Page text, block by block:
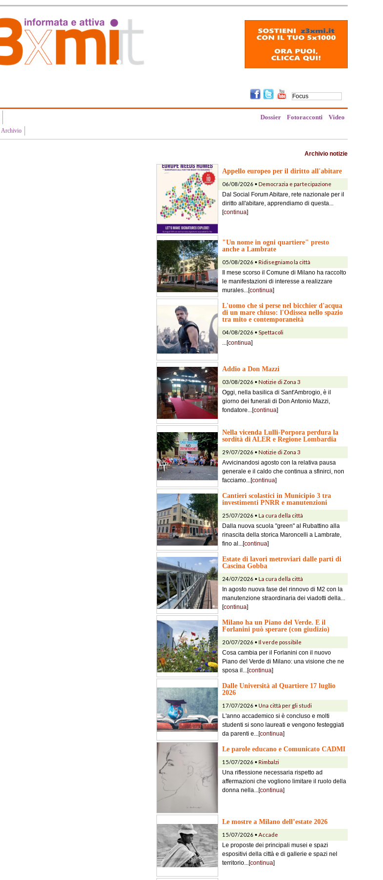
Dossier Fotoracconti Video
Archivio
Archivio notizie
Appello europeo per il diritto all'abitare
06/08/2026 • Democrazia e partecipazione
Dal Social Forum Abitare, rete nazionale per il
diritto all'abitare, apprendiamo di questa...
[continua]
"Un nome in ogni quartiere" presto
anche a Lambrate
05/08/2026 • Ridisegniamo la città
Il mese scorso il Comune di Milano ha raccolto
le manifestazioni di interesse a realizzare
murales...[continua]
L'uomo che si perse nel bicchier d'acqua
di un mare chiuso: l'Odissea nello spazio
tra mito e contemporaneità
04/08/2026 • Spettacoli
...[continua]
Addio a Don Mazzi
03/08/2026 • Notizie di Zona 3
Oggi, nella basilica di Sant'Ambrogio, è il
giorno dei funerali di Don Antonio Mazzi,
fondatore...[continua]
Nella vicenda Lulli-Porpora perdura la
sordità di ALER e Regione Lombardia
29/07/2026 • Notizie di Zona 3
Avvicinandosi agosto con la relativa pausa
generale e il caldo che continua a sfinirci, non
facciamo...[continua]
Cantieri scolastici in Municipio 3 tra
investimenti PNRR e manutenzioni
25/07/2026 • La cura della città
Dalla nuova scuola "green" al Rubattino alla
rinascita della storica Maroncelli a Lambrate,
fino al...[continua]
Estate di lavori metroviari dalle parti di
Cascina Gobba
24/07/2026 • La cura della città
In agosto nuova fase del rinnovo di M2 con la
manutenzione straordinaria dei viadotti della...
[continua]
Milano ha un Piano del Verde. E il
Forlanini può sperare (con giudizio)
20/07/2026 • Il verde possibile
Cosa cambia per il Forlanini con il nuovo
Piano del Verde di Milano: una visione che ne
sposa il...[continua]
Dalle Università al Quartiere 17 luglio
2026
17/07/2026 • Una città per gli studi
L'anno accademico si è concluso e molti
studenti si sono laureati e vengono festeggiati
da parenti e...[continua]
Le parole educano e Comunicato CADMI
15/07/2026 • Rimbalzi
Una riflessione necessaria rispetto ad
affermazioni che vogliono limitare il ruolo della
donna nella...[continua]
Le mostre a Milano dell’estate 2026
15/07/2026 • Accade
Le proposte dei principali musei e spazi
espositivi della città e di gallerie e spazi nel
territorio...[continua]